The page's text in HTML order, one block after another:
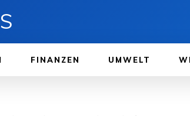
FINANZEN UMWELT